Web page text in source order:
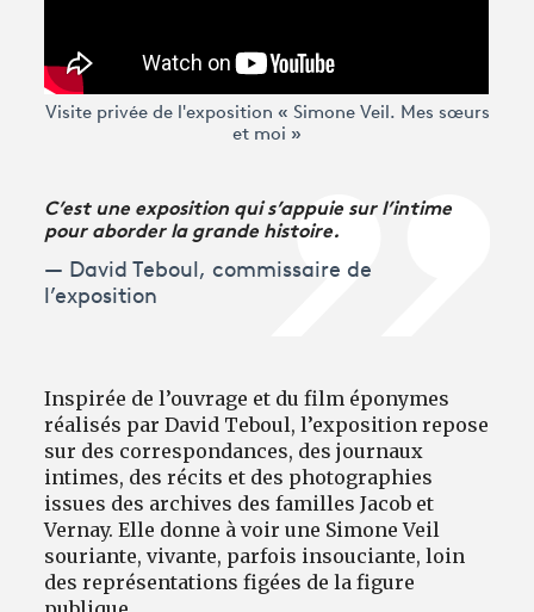
Visite privée de l'exposition « Simone Veil. Mes sœurs
et moi »
C’est une exposition qui s’appuie sur l’intime
pour aborder la grande histoire.
David Teboul, commissaire de
l’exposition
Inspirée de l’ouvrage et du film éponymes
réalisés par David Teboul, l’exposition repose
sur des correspondances, des journaux
intimes, des récits et des photographies
issues des archives des familles Jacob et
Vernay. Elle donne à voir une Simone Veil
souriante, vivante, parfois insouciante, loin
des représentations figées de la figure